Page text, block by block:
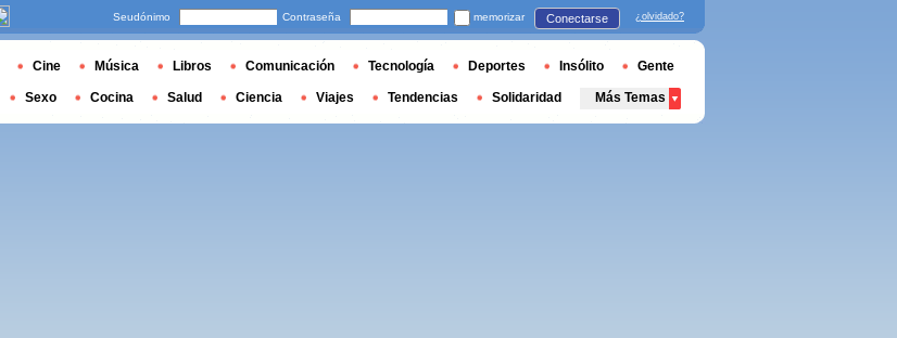
Seudónimo Contraseña memorizar Conectarse ¿olvidado?
Cine Música Libros Comunicación Tecnología Deportes Insólito Gente
Sexo Cocina Salud Ciencia Viajes Tendencias Solidaridad Más Temas